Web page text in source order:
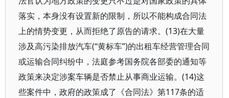
落实，本身没有设置新的限制，所以不能构成合同法
上的情势变更，从而拒绝了原告的请求。(13)在大量
涉及高污染排放汽车(“黄标车”)的出租车经营管理合同
或运输合同纠纷中，法庭参考国务院各部委的通知等
政策来决定涉案车辆是否禁止从事商业运输。(14)这
些案件中，政府的政策成了《合同法》第117条的适